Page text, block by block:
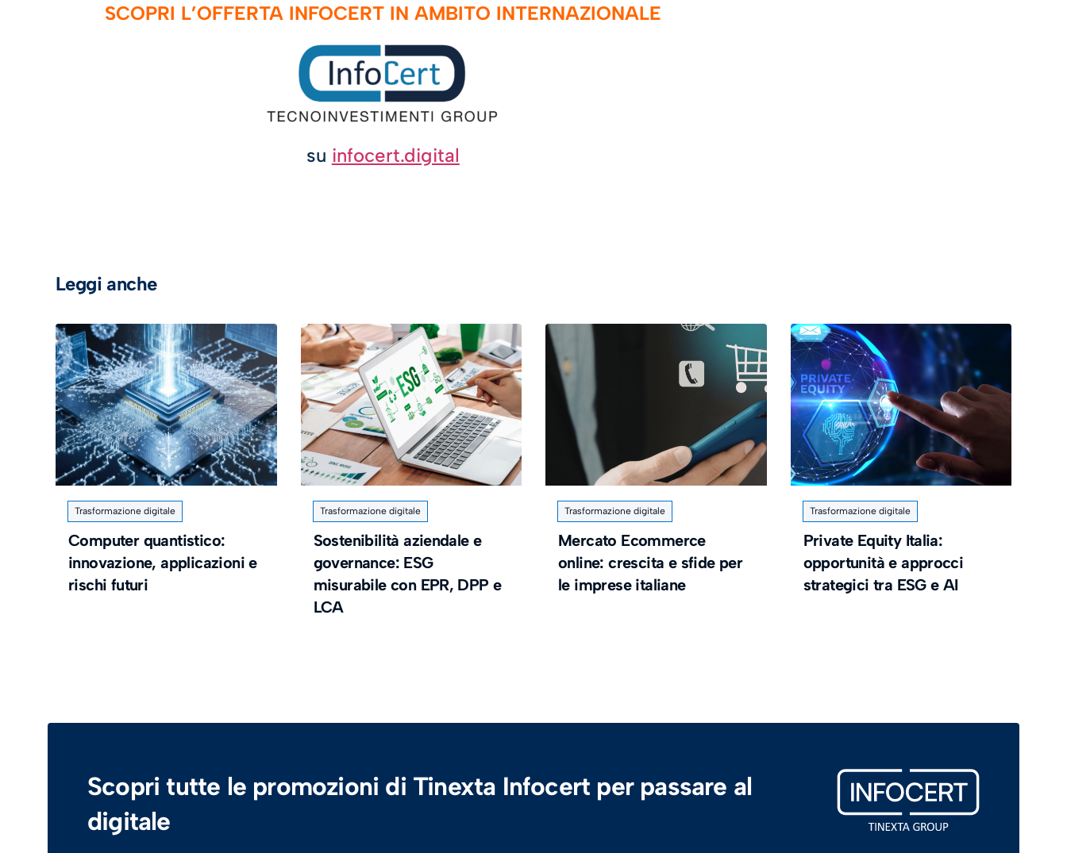
SCOPRI L’OFFERTA INFOCERT IN AMBITO INTERNAZIONALE
su infocert.digital
Leggi anche
Trasformazione digitale
Computer quantistico:
innovazione, applicazioni e
rischi futuri
Trasformazione digitale
Sostenibilità aziendale e
governance: ESG
misurabile con EPR, DPP e
LCA
Trasformazione digitale
Mercato Ecommerce
online: crescita e sfide per
le imprese italiane
Trasformazione digitale
Private Equity Italia:
opportunità e approcci
strategici tra ESG e AI
Scopri tutte le promozioni di Tinexta Infocert per passare al
digitale